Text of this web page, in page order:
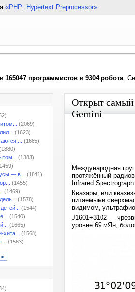
«PHP: Hypertext Preprocessor»
165047 программистов и 9304 робота.
(2069)
(1623)
(1685)
(1880)
(1383)
— в...
(1841)
(1455)
(1469)
(1578)
(1544)
(1540)
(1665)
(1568)
(1563)
>
Открыт самый
Gemini
Международная
протяжённый
Infrared
Квазары, или
питаемыми
видимом,
J1601+3102 —
уровне 69 мЯн,